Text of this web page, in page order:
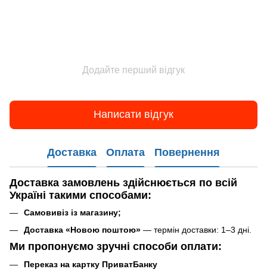
Додайте перший відгук
Написати відгук
Доставка Оплата Повернення
Доставка замовлень здійснюється по всій
Україні такими способами:
Самовивіз із магазину;
Доставка «Новою поштою» — термін доставки: 1–3 дні.
Ми пропонуємо зручні способи оплати:
Переказ на картку ПриватБанку